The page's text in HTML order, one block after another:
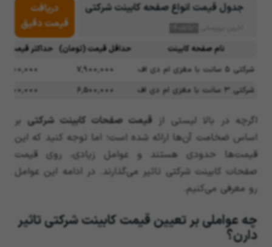
جدول قیمت انواع صفحه کابینت شرکتی
دریافت
قیمت دقیق
نام صفحه کابینت حداقل قیمت (تومان) حداکثر قیمت
شرکتی ۵ سانت با مغزی ام دی اف
7,900,000
شرکتی ۳ سانت با مغزی ام دی اف
6,500,000
اگرچه در بالا لیستی ازقیمت صفحات کابینت شرکتی بر
اساس ضخامت آن‌ها ارائه شده است؛ اما توجه کنید که این
قیمت‌ها حدودی هستند و عوامل زیادی، روی قیمت
صفحات کابینت شرکتی تاثیر می‌گذارند. در ادامه این عوامل
رو معرفی می‌کنیم.
چه عواملی بر تعیین قیمت کابینت شرکتی تاثیر
دارن؟